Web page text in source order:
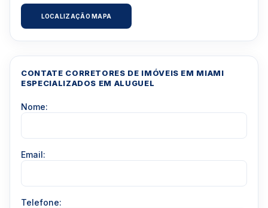
LOCALIZAÇÃO MAPA
CONTATE CORRETORES DE IMÓVEIS EM MIAMI
ESPECIALIZADOS EM ALUGUEL
Nome:
Email:
Telefone: